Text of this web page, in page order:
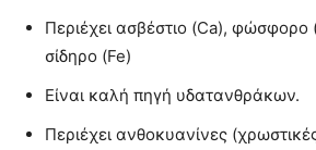
Περιέχει ασβέστιο (Ca), φώσφορο
σίδηρο (Fe)
Είναι καλή πηγή υδατανθράκων.
Περιέχει ανθοκυανίνες